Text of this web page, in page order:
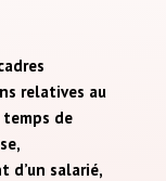
relatives au
de
d’un salarié,